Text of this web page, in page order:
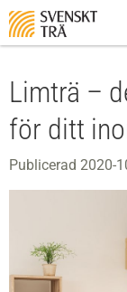
Limträ –
för ditt
Publicerad 2020-